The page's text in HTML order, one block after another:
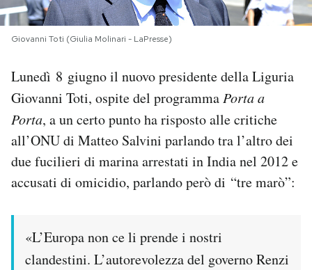
PODCAST
NEWSLETTER
I MIEI PREFERITI
SHOP
AREA PERSONALE
Giovanni Toti (Giulia Molinari - LaPresse)
Lunedì 8 giugno il nuovo presidente della Liguria
Giovanni Toti, ospite del programmaPorta a
Porta, a un certo punto ha risposto alle critiche
all’ONU di Matteo Salvini parlando tra l’altro dei
due fucilieri di marina arrestati in India nel 2012 e
accusati di omicidio, parlando però di “tre marò”:
«L’Europa non ce li prende i nostri
clandestini. L’autorevolezza del governo Renzi